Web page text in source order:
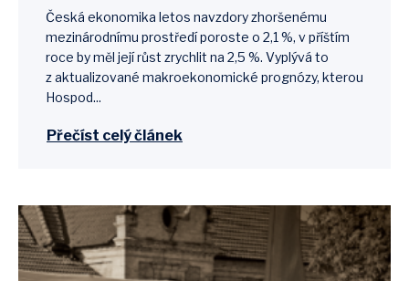
Česká ekonomika letos navzdory zhoršenému
mezinárodnímu prostředí poroste o 2,1 %, v příštím
roce by měl její růst zrychlit na 2,5 %. Vyplývá to
z aktualizované makroekonomické prognózy, kterou
Hospod...
Přečíst celý článek